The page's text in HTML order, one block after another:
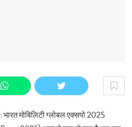
मोबिलिटी ग्लोबल एक्सपो 2025